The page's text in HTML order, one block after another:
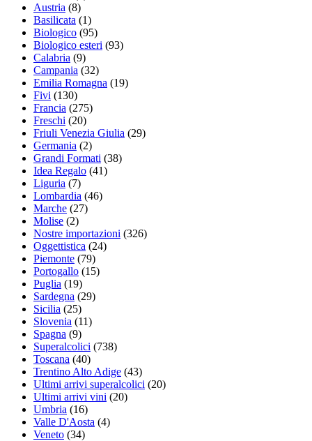
Austria (8)
Basilicata (1)
Biologico (95)
Biologico esteri (93)
Calabria (9)
Campania (32)
Emilia Romagna (19)
Fivi (130)
Francia (275)
Freschi (20)
Friuli Venezia Giulia (29)
Germania (2)
Grandi Formati (38)
Idea Regalo (41)
Liguria (7)
Lombardia (46)
Marche (27)
Molise (2)
Nostre importazioni (326)
Oggettistica (24)
Piemonte (79)
Portogallo (15)
Puglia (19)
Sardegna (29)
Sicilia (25)
Slovenia (11)
Spagna (9)
Superalcolici (738)
Toscana (40)
Trentino Alto Adige (43)
Ultimi arrivi superalcolici (20)
Ultimi arrivi vini (20)
Umbria (16)
Valle D'Aosta (4)
Veneto (34)